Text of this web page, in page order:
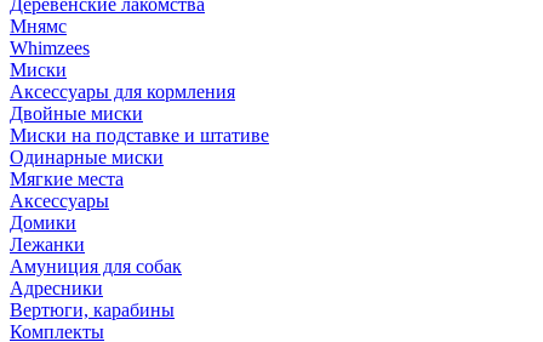
Деревенские лакомства
Мнямс
Whimzees
Миски
Аксессуары для кормления
Двойные миски
Миски на подставке и штативе
Одинарные миски
Мягкие места
Аксессуары
Домики
Лежанки
Амуниция для собак
Адресники
Вертюги, карабины
Комплекты